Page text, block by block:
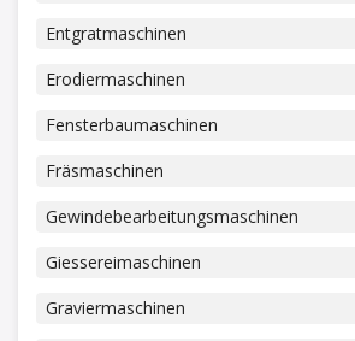
Entgratmaschinen
Erodiermaschinen
Fensterbaumaschinen
Fräsmaschinen
Gewindebearbeitungsmaschinen
Giessereimaschinen
Graviermaschinen